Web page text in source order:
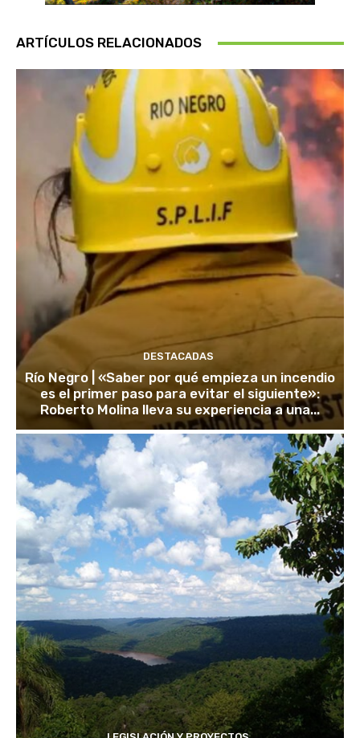
ARTÍCULOS RELACIONADOS
DESTACADAS
Río Negro | «Saber por qué empieza un incendio
es el primer paso para evitar el siguiente»:
Roberto Molina lleva su experiencia a una...